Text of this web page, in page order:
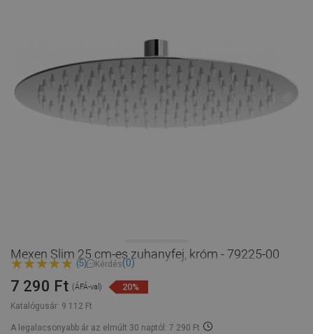
Mexen Slim 25 cm-es zuhanyfej, króm - 79225-00
(5) Kérdés(0)
Katalógusár: 9 112 Ft
7 290 Ft (ÁFÁ-val) 20%
A legalacsonyabb ár az elmúlt 30 naptól: 7 290 Ft